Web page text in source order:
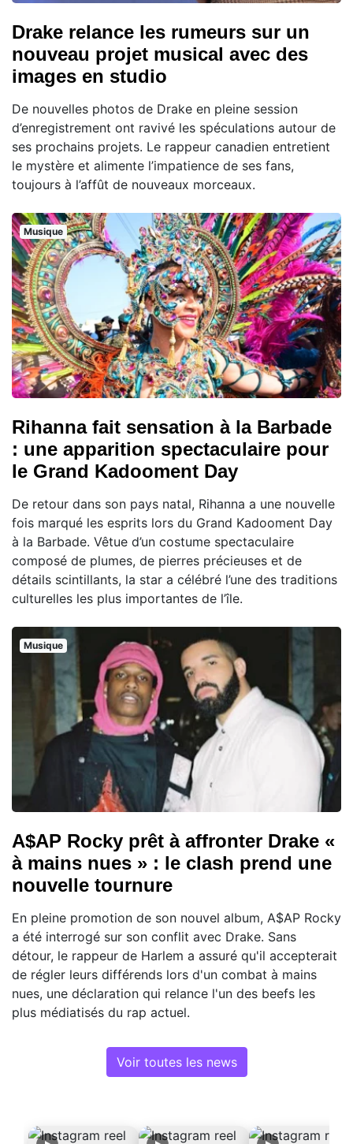
Drake relance les rumeurs sur un
nouveau projet musical avec des
images en studio
De nouvelles photos de Drake en pleine session
d’enregistrement ont ravivé les spéculations autour de
ses prochains projets. Le rappeur canadien entretient
le mystère et alimente l’impatience de ses fans,
toujours à l’affût de nouveaux morceaux.
Musique
Rihanna fait sensation à la Barbade
: une apparition spectaculaire pour
le Grand Kadooment Day
De retour dans son pays natal, Rihanna a une nouvelle
fois marqué les esprits lors du Grand Kadooment Day
à la Barbade. Vêtue d’un costume spectaculaire
composé de plumes, de pierres précieuses et de
détails scintillants, la star a célébré l’une des traditions
culturelles les plus importantes de l’île.
Musique
A$AP Rocky prêt à affronter Drake «
à mains nues » : le clash prend une
nouvelle tournure
En pleine promotion de son nouvel album, A$AP Rocky
a été interrogé sur son conflit avec Drake. Sans
détour, le rappeur de Harlem a assuré qu'il accepterait
de régler leurs différends lors d'un combat à mains
nues, une déclaration qui relance l'un des beefs les
plus médiatisés du rap actuel.
Voir toutes les news